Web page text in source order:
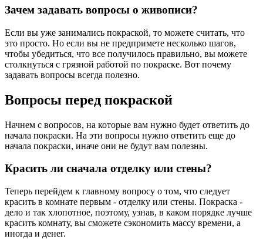
Зачем задавать вопросы о живописи?
Если вы уже занимались покраской, то можете считать, что
это просто. Но если вы не предпримете несколько шагов,
чтобы убедиться, что все получилось правильно, вы можете
столкнуться с грязной работой по покраске. Вот почему
задавать вопросы всегда полезно.
Вопросы перед покраской
Начнем с вопросов, на которые вам нужно будет ответить до
начала покраски. На эти вопросы нужно ответить еще до
начала покраски, иначе они не будут вам полезны.
Красить ли сначала отделку или стены?
Теперь перейдем к главному вопросу о том, что следует
красить в комнате первым - отделку или стены. Покраска -
дело и так хлопотное, поэтому, узнав, в каком порядке лучше
красить комнату, вы сможете сэкономить массу времени, а
иногда и денег.